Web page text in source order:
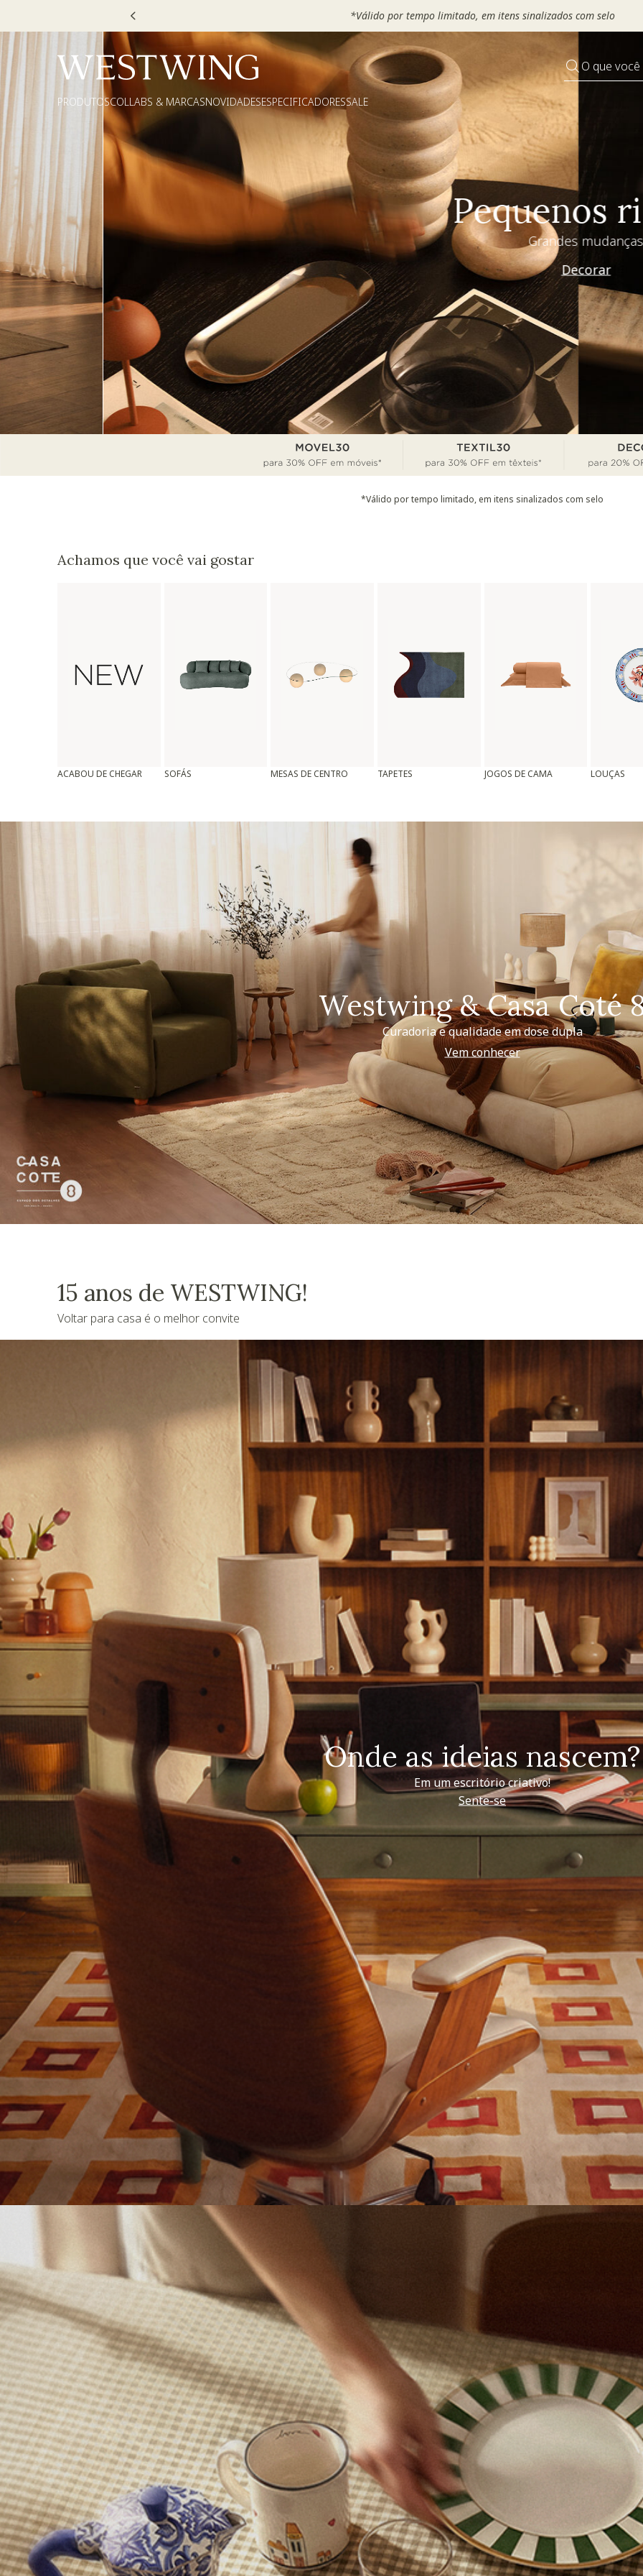
Escolha seu VOUCHER e ganhe até 30% OFF*: useMOVEL30, TEXTIL30 OU
O que
PRODUTOSCOLLABS & MARCASNOVIDADESESPECIFICADORESSALE
Pequenos rituais
Grandes mudanças
Decorar
*Válido por tempo limitado, em itens sinalizados com selo
Achamos que você vai gostar
ACABOU DE CHEGAR SOFÁS MESAS DE CENTRO TAPETES JOGOS DE CAMA LOUÇAS
Westwing & Casa Coté
Curadoria e qualidade em dose dupla
Vem conhecer
15 anos de WESTWING!
Voltar para casa é o melhor convite
Onde as ideias nascem?
Em um escritório criativo!
Sente-se